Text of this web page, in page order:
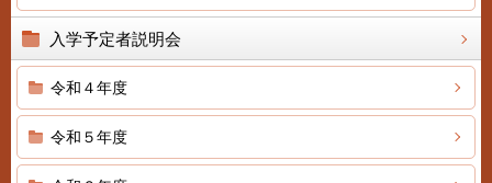
入学予定者説明会
令和４年度
令和５年度